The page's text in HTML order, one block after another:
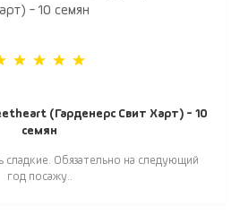
(Гарденерс Свит Харт) - 10
семян
Обязательно на следующий
год посажу..